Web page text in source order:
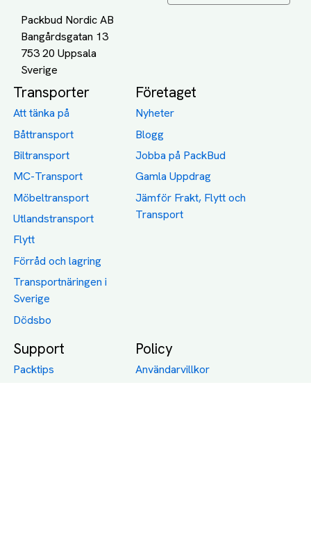
Packbud Nordic AB
Bangårdsgatan 13
753 20 Uppsala
Transporter
Att tänka på
Båttransport
Biltransport
MC-Transport
Möbeltransport
Utlandstransport
Flytt
Förråd och lagring
Transportnäringen i
Sverige
Dödsbo
Företaget
Nyheter
Blogg
Jobba på PackBud
Gamla Uppdrag
Jämför Frakt, Flytt och
Transport
Support
Packtips
Policy
Användarvillkor